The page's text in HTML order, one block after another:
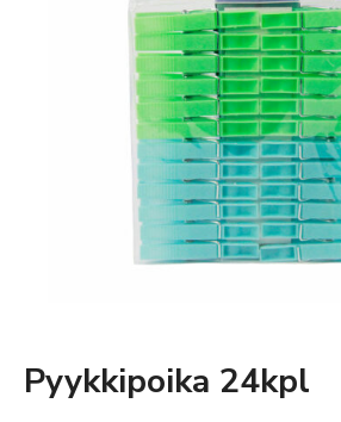
Pyykkipoika 24kpl